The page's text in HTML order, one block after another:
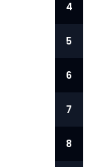
4
5
6
7
8